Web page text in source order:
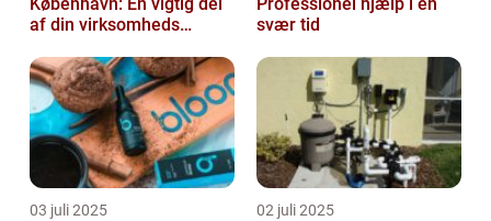
af din virksomheds
svær tid
03 juli 2025 02 juli 2025